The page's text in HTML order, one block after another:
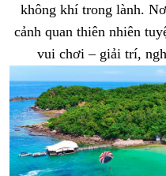
không khí trong lành.
cảnh quan thiên nhiên
vui chơi – giải trí,